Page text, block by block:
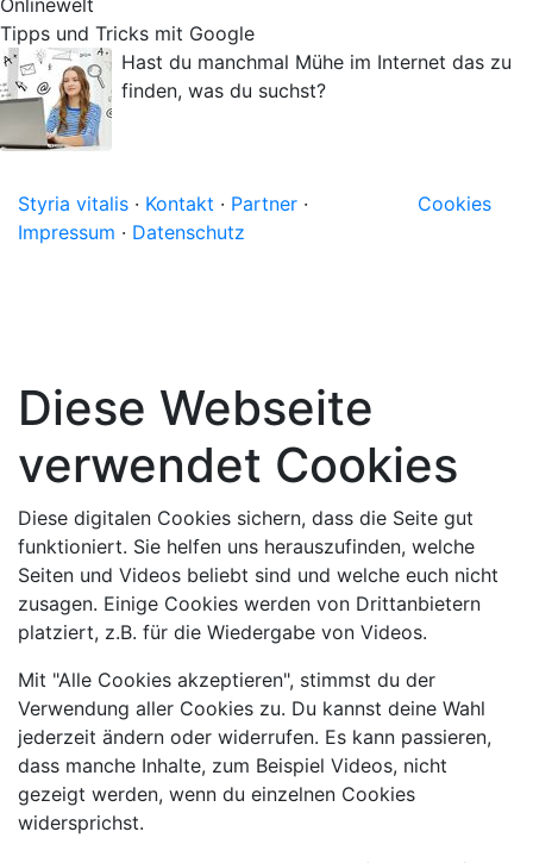
Onlinewelt
Tipps und Tricks mit Google
Hast du manchmal Mühe im Internet das zu
finden, was du suchst?
Styria vitalis · Kontakt · Partner ·
Impressum · Datenschutz
Cookies
Diese Webseite
verwendet Cookies
Diese digitalen Cookies sichern, dass die Seite gut
funktioniert. Sie helfen uns herauszufinden, welche
Seiten und Videos beliebt sind und welche euch nicht
zusagen. Einige Cookies werden von Drittanbietern
platziert, z.B. für die Wiedergabe von Videos.
Mit "Alle Cookies akzeptieren", stimmst du der
Verwendung aller Cookies zu. Du kannst deine Wahl
jederzeit ändern oder widerrufen. Es kann passieren,
dass manche Inhalte, zum Beispiel Videos, nicht
gezeigt werden, wenn du einzelnen Cookies
widersprichst.